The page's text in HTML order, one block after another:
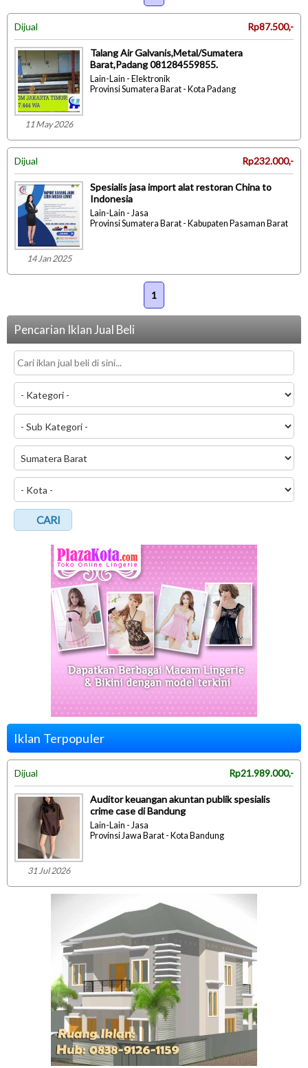
Dijual Rp87.500,-
11 May 2026
Talang Air Galvanis,Metal/Sumatera
Barat,Padang 081284559855.
Lain-Lain - Elektronik
Provinsi Sumatera Barat - Kota Padang
Dijual Rp232.000,-
14 Jan 2025
Spesialis jasa import alat restoran China to
Indonesia
Lain-Lain - Jasa
Provinsi Sumatera Barat - Kabupaten Pasaman Barat
1
Pencarian Iklan Jual Beli
CARI
Iklan Terpopuler
Dijual Rp21.989.000,-
31 Jul 2026
Auditor keuangan akuntan publik spesialis
crime case di Bandung
Lain-Lain - Jasa
Provinsi Jawa Barat - Kota Bandung